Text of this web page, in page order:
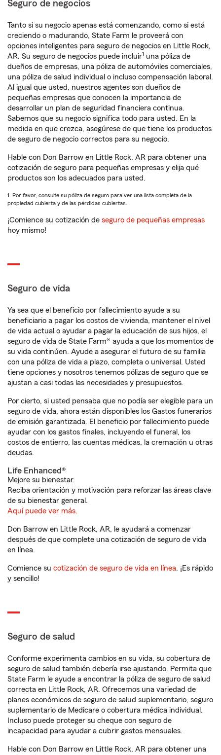
Seguro de negocios
Tanto si su negocio apenas está comenzando, como si está
creciendo o madurando, State Farm le proveerá con
opciones inteligentes para seguro de negocios en Little Rock,
AR. Su seguro de negocios puede incluir1 una póliza de
dueños de empresas, una póliza de automóviles comerciales,
una póliza de salud individual o incluso compensación laboral.
Al igual que usted, nuestros agentes son dueños de
pequeñas empresas que conocen la importancia de
desarrollar un plan de seguridad financiera continua.
Sabemos que su negocio significa todo para usted. En la
medida en que crezca, asegúrese de que tiene los productos
de seguro de negocio correctos para su negocio.
Hable con Don Barrow en Little Rock, AR para obtener una
cotización de seguro para pequeñas empresas y elija qué
productos son los adecuados para usted.
1. Por favor, consulte su póliza de seguro para ver una lista completa de la
propiedad cubierta y de las pérdidas cubiertas.
¡Comience su cotización de seguro de pequeñas empresas
hoy mismo!
Seguro de vida
Ya sea que el beneficio por fallecimiento ayude a su
beneficiario a pagar los costos de vivienda, mantener el nivel
de vida actual o ayudar a pagar la educación de sus hijos, el
seguro de vida de State Farm® ayuda a que los momentos de
su vida continúen. Ayude a asegurar el futuro de su familia
con una póliza de vida a plazo, completa o universal. Usted
tiene opciones y nosotros tenemos pólizas de seguro que se
ajustan a casi todas las necesidades y presupuestos.
Por cierto, si usted pensaba que no podía ser elegible para un
seguro de vida, ahora están disponibles los Gastos funerarios
de emisión garantizada. El beneficio por fallecimiento puede
ayudar con los gastos finales, incluyendo el funeral, los
costos de entierro, las cuentas médicas, la cremación u otras
deudas.
Life Enhanced®
Mejore su bienestar.
Reciba orientación y motivación para reforzar las áreas clave
de su bienestar general.
Aquí puede ver más.
Don Barrow en Little Rock, AR, le ayudará a comenzar
después de que complete una cotización de seguro de vida
en línea.
Comience su cotización de seguro de vida en línea. ¡Es rápido
y sencillo!
Seguro de salud
Conforme experimenta cambios en su vida, su cobertura de
seguro de salud también debería irse ajustando. Permita que
State Farm le ayude a encontrar la póliza de seguro de salud
correcta en Little Rock, AR. Ofrecemos una variedad de
planes económicos de seguro de salud suplementario, seguro
suplementario de Medicare o cobertura médica individual.
Incluso puede proteger su cheque con seguro de
incapacidad para ayudar a cubrir gastos mensuales.
Hable con Don Barrow en Little Rock, AR para obtener una